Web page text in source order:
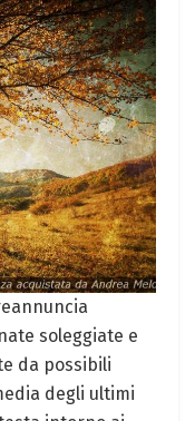
soleggiate e
da possibili
degli ultimi